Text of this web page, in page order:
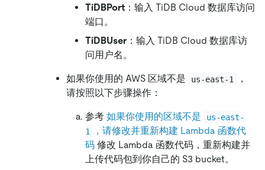
TiDBPort ：输入 TiDB Cloud 数据库访问
端口。
TiDBUser ：输入 TiDB Cloud 数据库访
问用户名。
如果你使用的 AWS 区域不是 us-east-1
，
请按照以下步骤操作：
参考 如果你使用的区域不是
us-east-
1
，请修改并重新构建 Lambda 函数代
码 修改 Lambda 函数代码，重新构建并
上传代码包到你自己的 S3 bucket。